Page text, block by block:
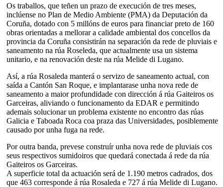
Os traballos, que teñen un prazo de execución de tres meses,
inclúense no Plan de Medio Ambiente (PMA) da Deputación da
Coruña, dotado con 5 millóns de euros para financiar preto de 160
obras orientadas a mellorar a calidade ambiental dos concellos da
provincia da Coruña consistirán na separación da rede de pluviais e
saneamento na rúa Roseleda, que actualmente usa un sistema
unitario, e na renovación deste na rúa Melide di Lugano.
Así, a rúa Rosaleda manterá o servizo de saneamento actual, con
saída a Cantón San Roque, e implantarase unha nova rede de
saneamento a maior profundidade con dirección á rúa Gaiteiros os
Garceiras, aliviando o funcionamento da EDAR e permitindo
ademais solucionar un problema existente no encontro das rúas
Galicia e Taboada Roca coa praza das Universidades, posiblemente
causado por unha fuga na rede.
Por outra banda, prevese construír unha nova rede de pluviais cos
seus respectivos sumidoiros que quedará conectada á rede da rúa
Gaiteiros os Garceiras.
A superficie total da actuación será de 1.190 metros cadrados, dos
que 463 corresponde á rúa Rosaleda e 727 á rúa Melide di Lugano.